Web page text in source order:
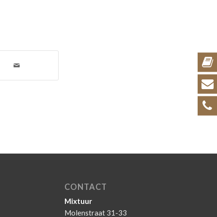
CONTACT
Mixtuur
Molenstraat 31-33